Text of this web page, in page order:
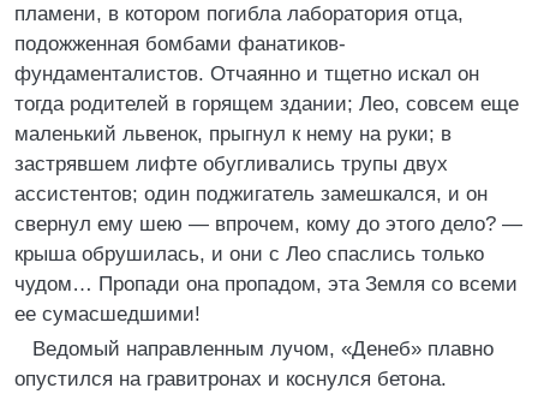
пламени, в котором погибла лаборатория отца,
подожженная бомбами фанатиков-
фундаменталистов. Отчаянно и тщетно искал он
тогда родителей в горящем здании; Лео, совсем еще
маленький львенок, прыгнул к нему на руки; в
застрявшем лифте обугливались трупы двух
ассистентов; один поджигатель замешкался, и он
свернул ему шею — впрочем, кому до этого дело? —
крыша обрушилась, и они с Лео спаслись только
чудом… Пропади она пропадом, эта Земля со всеми
ее сумасшедшими!
Ведомый направленным лучом, «Денеб» плавно
опустился на гравитронах и коснулся бетона.